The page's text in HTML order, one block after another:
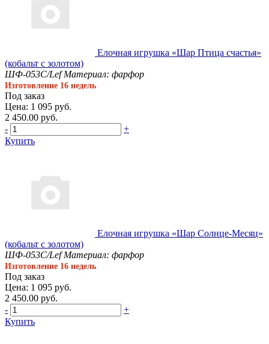
Елочная игрушка «Шар Птица счастья»
(кобальт с золотом)
ШФ-053С/Lef Материал: фарфор
Изготовление 16 недель
Под заказ
Цена: 1 095 руб.
2 450.00 руб.
-
+
Купить
Елочная игрушка «Шар Солнце-Месяц»
(кобальт с золотом)
ШФ-053С/Lef Материал: фарфор
Изготовление 16 недель
Под заказ
Цена: 1 095 руб.
2 450.00 руб.
-
+
Купить